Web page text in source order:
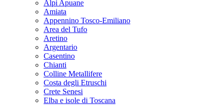
Alpi Apuane
Amiata
Appennino Tosco-Emiliano
Area del Tufo
Aretino
Argentario
Casentino
Chianti
Colline Metallifere
Costa degli Etruschi
Crete Senesi
Elba e isole di Toscana